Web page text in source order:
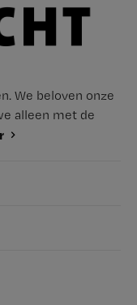
We beloven onze
alleen met de